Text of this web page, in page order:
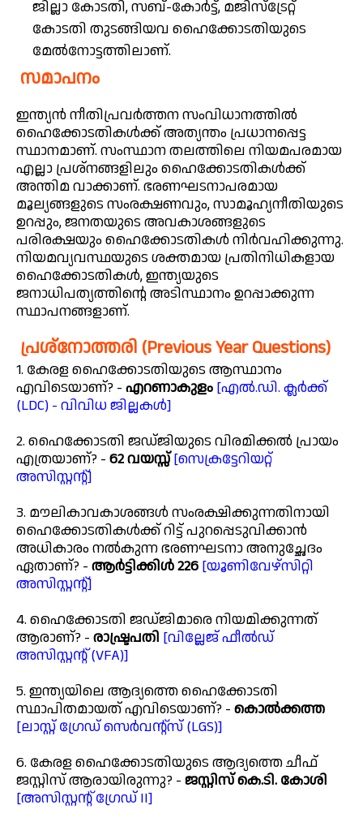
ജില്ലാ കോടതി, സബ്-കോർട്ട്, മജിസ്ട്രേറ്റ്
കോടതി തുടങ്ങിയവ ഹൈക്കോടതിയുടെ
മേൽനോട്ടത്തിലാണ്.
സമാപനം
ഇന്ത്യൻ നീതിപ്രവർത്തന സംവിധാനത്തിൽ
ഹൈക്കോടതികൾക്ക് അത്യന്തം പ്രധാനപ്പെട്ട
സ്ഥാനമാണ്. സംസ്ഥാന തലത്തിലെ നിയമപരമായ
എല്ലാ പ്രശ്നങ്ങളിലും ഹൈക്കോടതികൾക്ക്
അന്തിമ വാക്കാണ്. ഭരണഘടനാപരമായ
മൂല്യങ്ങളുടെ സംരക്ഷണവും, സാമൂഹ്യനീതിയുടെ
ഉറപ്പും, ജനതയുടെ അവകാശങ്ങളുടെ
പരിരക്ഷയും ഹൈക്കോടതികൾ നിർവഹിക്കുന്നു.
നിയമവ്യവസ്ഥയുടെ ശക്തമായ പ്രതിനിധികളായ
ഹൈക്കോടതികൾ, ഇന്ത്യയുടെ
ജനാധിപത്യത്തിന്റെ അടിസ്ഥാനം ഉറപ്പാക്കുന്ന
സ്ഥാപനങ്ങളാണ്.
പ്രശ്നോത്തരി (Previous Year Questions)
1. കേരള ഹൈക്കോടതിയുടെ ആസ്ഥാനം
എവിടെയാണ്? - എറണാകുളം [എൽ.ഡി. ക്ലർക്ക്
(LDC) - വിവിധ ജില്ലകൾ]
2. ഹൈക്കോടതി ജഡ്ജിയുടെ വിരമിക്കൽ പ്രായം
എത്രയാണ്? - 62 വയസ്സ് [സെക്രട്ടേറിയറ്റ്
അസിസ്റ്റന്റ്]
3. മൗലികാവകാശങ്ങൾ സംരക്ഷിക്കുന്നതിനായി
ഹൈക്കോടതികൾക്ക് റിട്ട് പുറപ്പെടുവിക്കാൻ
അധികാരം നൽകുന്ന ഭരണഘടനാ അനുച്ഛേദം
ഏതാണ്? - ആർട്ടിക്കിൾ 226 [യൂണിവേഴ്സിറ്റി
അസിസ്റ്റന്റ്]
4. ഹൈക്കോടതി ജഡ്ജിമാരെ നിയമിക്കുന്നത്
ആരാണ്? - രാഷ്ട്രപതി [വില്ലേജ് ഫീൽഡ്
അസിസ്റ്റന്റ് (VFA)]
5. ഇന്ത്യയിലെ ആദ്യത്തെ ഹൈക്കോടതി
സ്ഥാപിതമായത് എവിടെയാണ്? - കൊൽക്കത്ത
[ലാസ്റ്റ് ഗ്രേഡ് സെർവന്റ്സ് (LGS)]
6. കേരള ഹൈക്കോടതിയുടെ ആദ്യത്തെ ചീഫ്
ജസ്റ്റിസ് ആരായിരുന്നു? - ജസ്റ്റിസ് കെ.ടി. കോശി
[അസിസ്റ്റന്റ് ഗ്രേഡ് II]